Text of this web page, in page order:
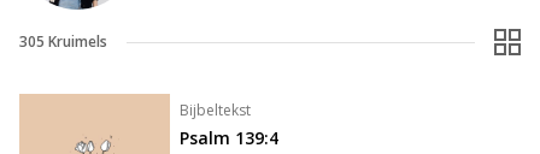
305 Kruimels
Bijbeltekst
Psalm 139:4